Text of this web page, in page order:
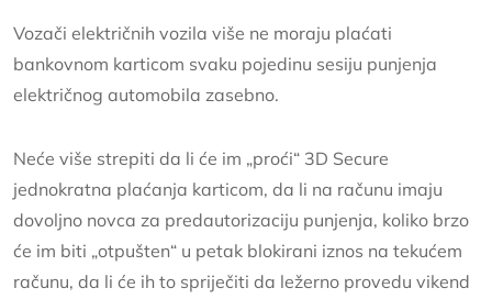
Vozači električnih vozila više ne moraju plaćati
bankovnom karticom svaku pojedinu sesiju punjenja
električnog automobila zasebno.
Neće više strepiti da li će im „proći“ 3D Secure
jednokratna plaćanja karticom, da li na računu imaju
dovoljno novca za predautorizaciju punjenja, koliko brzo
će im biti „otpušten“ u petak blokirani iznos na tekućem
računu, da li će ih to spriječiti da ležerno provedu vikend